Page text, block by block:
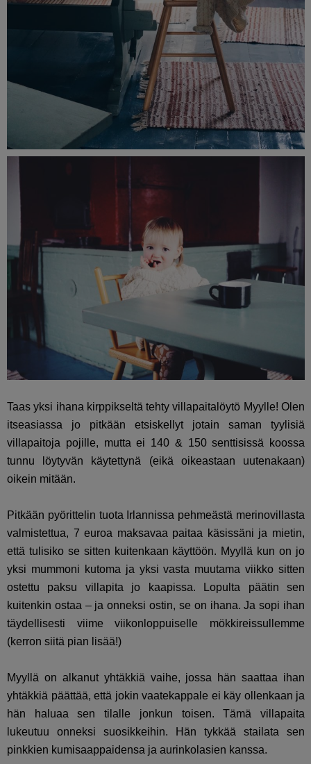
Taas yksi ihana kirppikseltä tehty villapaitalöytö Myylle! Olen
itseasiassa jo pitkään etsiskellyt jotain saman tyylisiä
villapaitoja pojille, mutta ei 140 & 150 senttisissä koossa
tunnu löytyvän käytettynä (eikä oikeastaan uutenakaan)
oikein mitään.
Pitkään pyörittelin tuota Irlannissa pehmeästä merinovillasta
valmistettua, 7 euroa maksavaa paitaa käsissäni ja mietin,
että tulisiko se sitten kuitenkaan käyttöön. Myyllä kun on jo
yksi mummoni kutoma ja yksi vasta muutama viikko sitten
ostettu paksu villapita jo kaapissa. Lopulta päätin sen
kuitenkin ostaa – ja onneksi ostin, se on ihana. Ja sopi ihan
täydellisesti viime viikonloppuiselle mökkireissullemme
(kerron siitä pian lisää!)
Myyllä on alkanut yhtäkkiä vaihe, jossa hän saattaa ihan
yhtäkkiä päättää, että jokin vaatekappale ei käy ollenkaan ja
hän haluaa sen tilalle jonkun toisen. Tämä villapaita
lukeutuu onneksi suosikkeihin. Hän tykkää stailata sen
pinkkien kumisaappaidensa ja aurinkolasien kanssa.